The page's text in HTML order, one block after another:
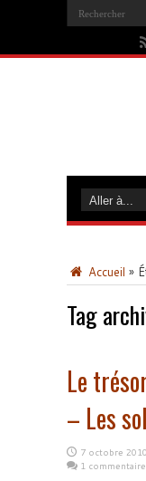
Accueil »
Tag
Le
– Les
7 octobre 2010
1 commentaire